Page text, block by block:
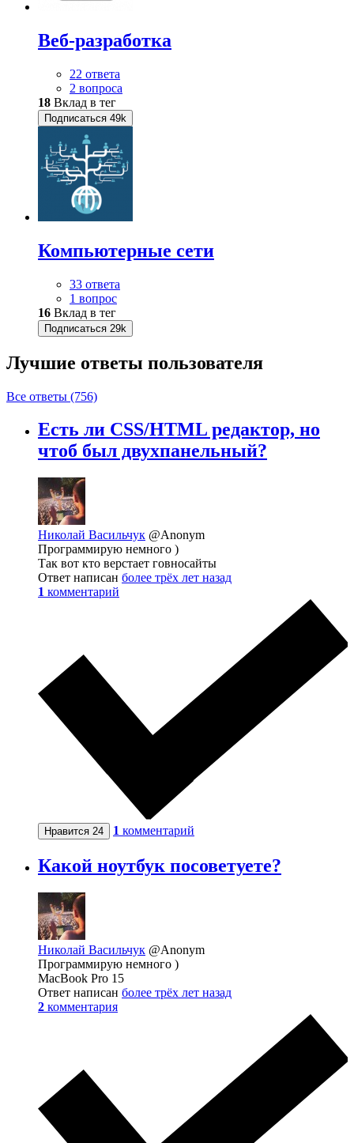
Веб-разработка
22 ответа
2 вопроса
18 Вклад в тег
Подписаться 49k
Компьютерные сети
33 ответа
1 вопрос
16 Вклад в тег
Подписаться 29k
Лучшие ответы пользователя
Все ответы (756)
Есть ли CSS/HTML редактор, но
чтоб был двухпанельный?
Николай Васильчук @Anonym
Программирую немного )
Так вот кто верстает говносайты
Ответ написан более трёх лет назад
1 комментарий
Нравится 24 1 комментарий
Какой ноутбук посоветуете?
Николай Васильчук @Anonym
Программирую немного )
MacBook Pro 15
Ответ написан более трёх лет назад
2 комментария